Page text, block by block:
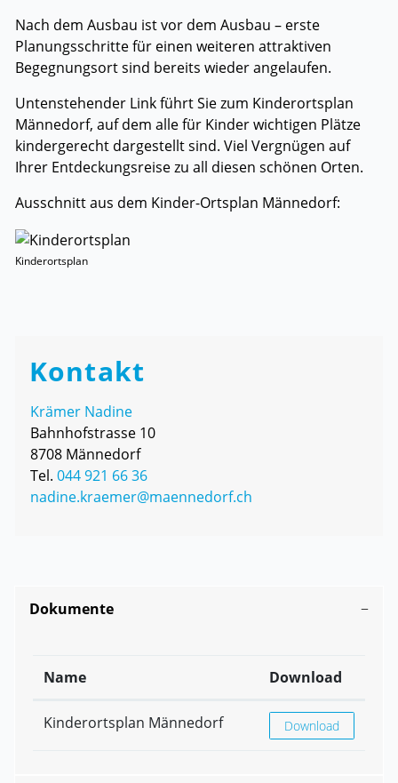
Nach dem Ausbau ist vor dem Ausbau – erste
Planungsschritte für einen weiteren attraktiven
Begegnungsort sind bereits wieder angelaufen.
Untenstehender Link führt Sie zum Kinderortsplan
Männedorf, auf dem alle für Kinder wichtigen Plätze
kindergerecht dargestellt sind. Viel Vergnügen auf
Ihrer Entdeckungsreise zu all diesen schönen Orten.
Ausschnitt aus dem Kinder-Ortsplan Männedorf:
Kinderortsplan
Kontakt
Krämer Nadine
Bahnhofstrasse 10
8708 Männedorf
Tel. 044 921 66 36
nadine.kraemer@maennedorf.ch
Dokumente
Name Download
Kinderortsplan Männedorf Kinderortsplan
Download